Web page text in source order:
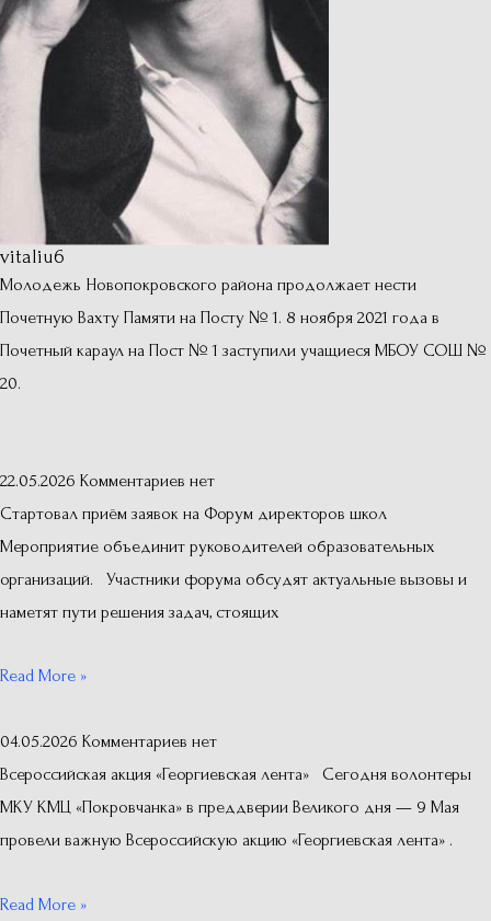
vitaliu6
Молодежь Новопокровского района продолжает нести
Почетную Вахту Памяти на Посту № 1. 8 ноября 2021 года в
Почетный караул на Пост № 1 заступили учащиеся МБОУ СОШ №
20.
22.05.2026 Комментариев нет
Стартовал приём заявок на Форум директоров школ
Мероприятие объединит руководителей образовательных
организаций. Участники форума обсудят актуальные вызовы и
наметят пути решения задач, стоящих
Read More »
04.05.2026 Комментариев нет
Всероссийская акция «Георгиевская лента» Сегодня волонтеры
МКУ КМЦ «Покровчанка» в преддверии Великого дня — 9 Мая
провели важную Всероссийскую акцию «Георгиевская лента» .
Read More »